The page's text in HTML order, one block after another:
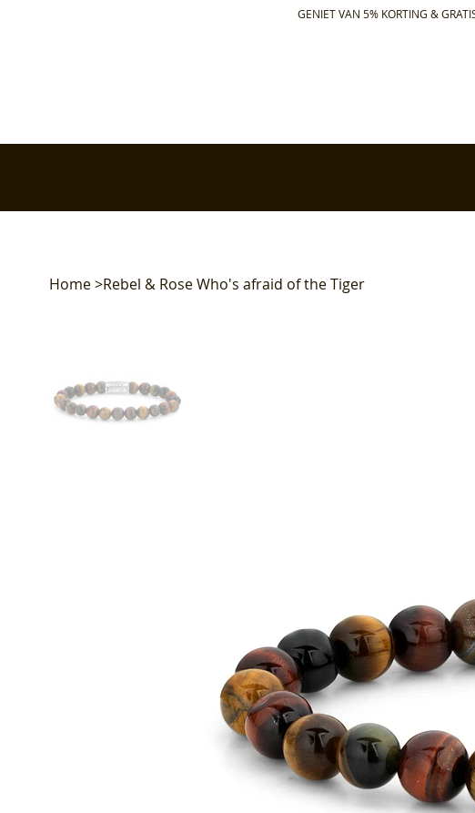
GENIET VAN 5% KORTING &
Home>Rebel & Rose Who's afraid of the Tiger